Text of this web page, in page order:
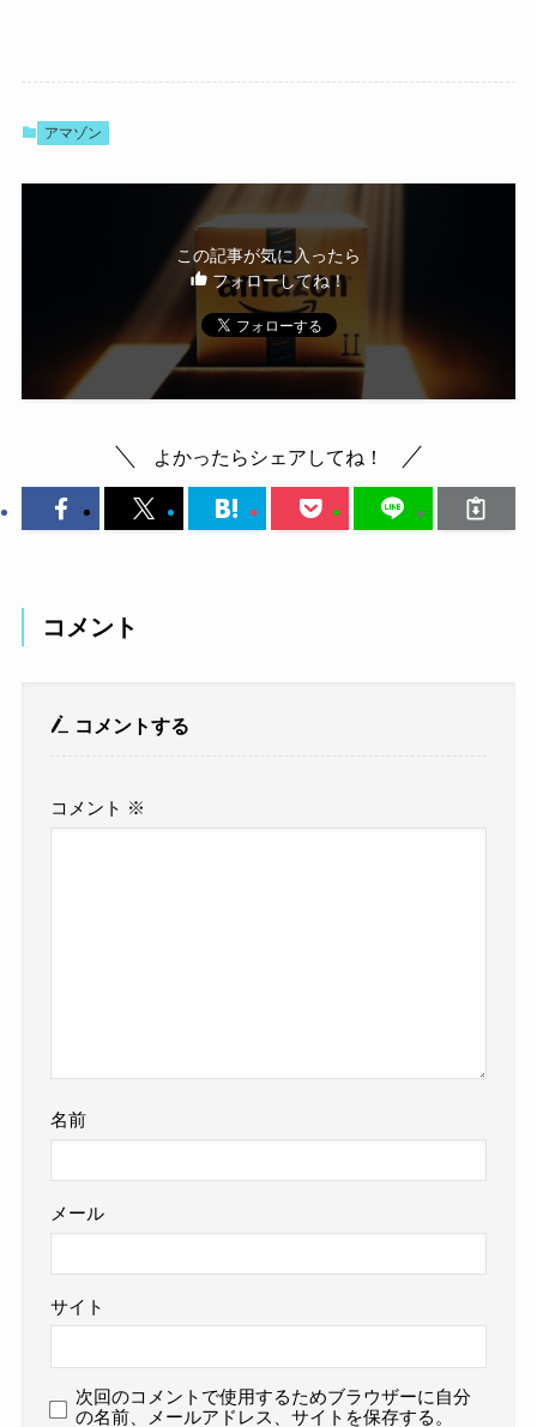
アマゾン
この記事が気に入ったら
フォローしてね！
よかったらシェアしてね！
コメント
コメントする
コメント ※
名前
メール
サイト
次回のコメントで使用するためブラウザーに自分
の名前、メールアドレス、サイトを保存する。